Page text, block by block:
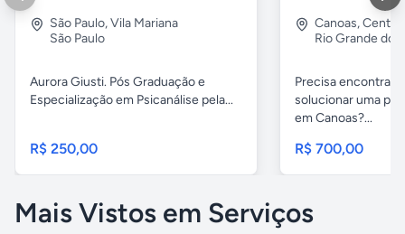
São Paulo,Vila Mariana
São Paulo
Aurora Giusti. Pós Graduação e
Especialização em Psicanálise pela...
R$ 250,00
Canoas,Centro
Rio Grande do
Precisa encontrar
solucionar uma
em Canoas?...
R$ 700,00
Mais Vistos em Serviços